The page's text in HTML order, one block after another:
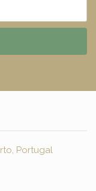
Portugal